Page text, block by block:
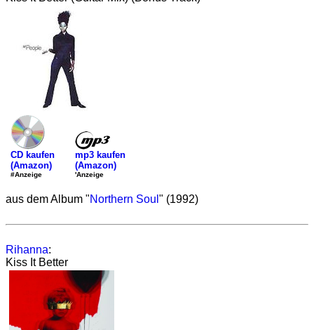
CD kaufen
(Amazon)
#Anzeige
mp3 kaufen
(Amazon)
'Anzeige
aus dem Album "Northern Soul " (1992)
Rihanna:
Kiss It Better